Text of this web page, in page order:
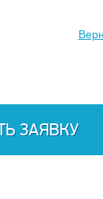
ЗАЯВКУ